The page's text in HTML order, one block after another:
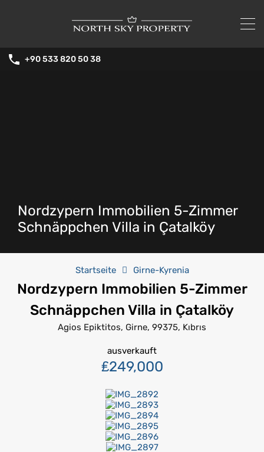
+90 533 820 50 38
Nordzypern Immobilien 5-Zimmer
Schnäppchen Villa in Çatalköy
Startseite Girne-Kyrenia
Nordzypern Immobilien 5-Zimmer
Schnäppchen Villa in Çatalköy
Agios Epiktitos, Girne, 99375, Kıbrıs
ausverkauft
₤249,000